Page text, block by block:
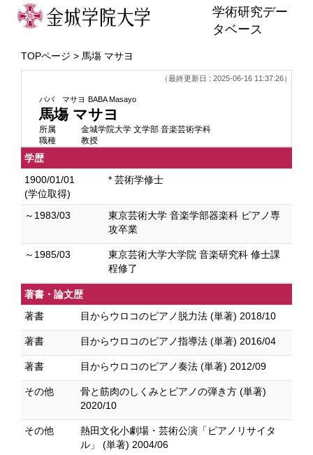
学術研究デー
タベース
TOPページ > 馬塲 マサヨ
（最終更新日 : 2025-06-16 11:37:26）
ババ マサヨ BABA Masayo
馬塲 マサヨ
所属
金城学院大学 文学部 音楽芸術学科
職種
教授
学歴
1900/01/01
(学位取得)
* 芸術学修士
～1983/03
東京芸術大学 音楽学部器楽科 ピアノ専
攻卒業
～1985/03
東京芸術大学大学院 音楽研究科 修士課
程修了
著書・論文歴
著書
目からウロコのピアノ脱力法 (単著) 2018/10
著書 目からウロコのピアノ指導法 (単著) 2016/04
著書 目からウロコのピアノ奏法 (単著) 2012/09
その他
骨と筋肉のしくみとピアノの弾き方 (単著)
2020/10
その他
熱田文化小劇場・芸術公演「ピアノリサイタ
ル」 (単著) 2004/06